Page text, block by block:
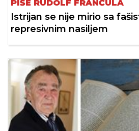
PIŠE RUDOLF FRANČULA
Istrijan se nije mirio sa
represivnim nasiljem